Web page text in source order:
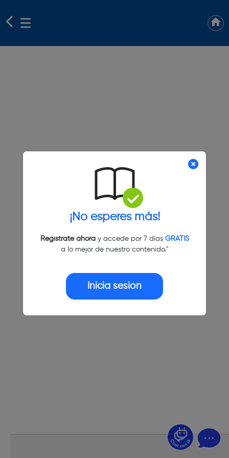
¡No esperes más!
Regístrate ahoray accede por 7 días GRATIS
a lo mejor de nuestro contenido."
Inicia sesión